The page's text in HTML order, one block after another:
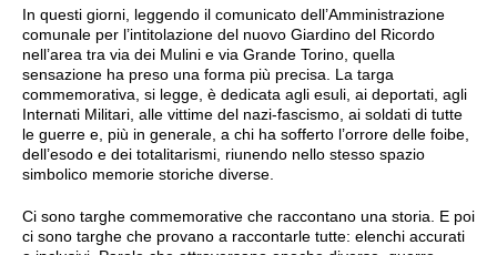
In questi giorni, leggendo il comunicato dell’Amministrazione
comunale per l’intitolazione del nuovo Giardino del Ricordo
nell’area tra via dei Mulini e via Grande Torino, quella
sensazione ha preso una forma più precisa. La targa
commemorativa, si legge, è dedicata agli esuli, ai deportati, agli
Internati Militari, alle vittime del nazi-fascismo, ai soldati di tutte
le guerre e, più in generale, a chi ha sofferto l’orrore delle foibe,
dell’esodo e dei totalitarismi, riunendo nello stesso spazio
simbolico memorie storiche diverse.
Ci sono targhe commemorative che raccontano una storia. E poi
ci sono targhe che provano a raccontarle tutte: elenchi accurati